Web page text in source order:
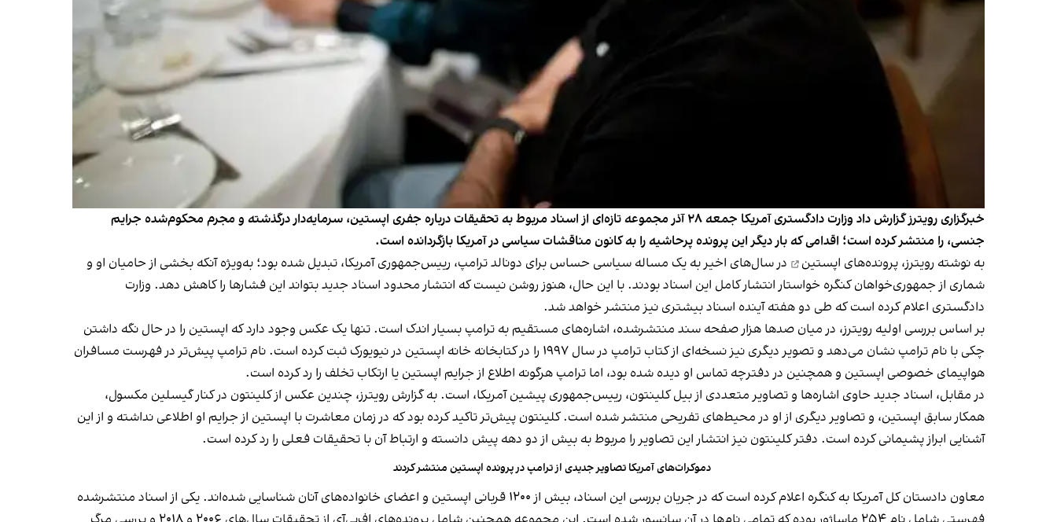
خبرگزاری رویترز گزارش داد وزارت دادگستری آمریکا جمعه ۲۸ آذر مجموعه تازه‌ای از اسناد مربوط به تحقیقات درباره جفری اپستین، سرمایه‌دار درگذشته و مجرم محکوم‌شده جرایم
جنسی، را منتشر کرده است؛ اقدامی که بار دیگر این پرونده پرحاشیه را به کانون مناقشات سیاسی در آمریکا بازگردانده است.
به نوشته رویترز، پرونده‌های اپستین
در سال‌های اخیر به یک مساله سیاسی حساس برای دونالد ترامپ، ريیس‌جمهوری آمریکا، تبدیل شده بود؛ به‌ویژه آنکه بخشی از حامیان او و
شماری از جمهوری‌خواهان کنگره خواستار انتشار کامل این اسناد بودند. با این حال، هنوز روشن نیست که انتشار محدود اسناد جدید بتواند این فشارها را کاهش دهد. وزارت
دادگستری اعلام کرده است که طی دو هفته آینده اسناد بیشتری نیز منتشر خواهد شد.
بر اساس بررسی اولیه رویترز، در میان صدها هزار صفحه سند منتشرشده، اشاره‌های مستقیم به ترامپ بسیار اندک است. تنها یک عکس وجود دارد که اپستین را در حال نگه داشتن
چکی با نام ترامپ نشان می‌دهد و تصویر دیگری نیز نسخه‌ای از کتاب ترامپ در سال ۱۹۹۷ را در کتابخانه خانه اپستین در نیویورک ثبت کرده است. نام ترامپ پیش‌تر در فهرست مسافران
هواپیمای خصوصی اپستین و همچنین در دفترچه تماس او دیده شده بود، اما ترامپ هرگونه اطلاع از جرایم اپستین یا ارتکاب تخلف را رد کرده است.
در مقابل، اسناد جدید حاوی اشاره‌ها و تصاویر متعددی از بیل کلینتون، ريیس‌جمهوری پیشین آمریکا، است. به گزارش رویترز، چندین عکس از کلینتون در کنار گیسلین مکسول،
همکار سابق اپستین، و تصاویر دیگری از او در محیط‌های تفریحی منتشر شده است. کلینتون پیش‌تر تاکید کرده بود که در زمان معاشرت با اپستین از جرایم او اطلاعی نداشته و از این
آشنایی ابراز پشیمانی کرده است. دفتر کلینتون نیز انتشار این تصاویر را مربوط به بیش از دو دهه پیش دانسته و ارتباط آن با تحقیقات فعلی را رد کرده است.
دموکرات‌های آمریکا تصاویر جدیدی از ترامپ در پرونده اپستین منتشر کردند
معاون دادستان کل آمریکا به کنگره اعلام کرده است که در جریان بررسی این اسناد، بیش از ۱۲۰۰ قربانی اپستین و اعضای خانواده‌های آنان شناسایی شده‌اند. یکی از اسناد منتشرشده